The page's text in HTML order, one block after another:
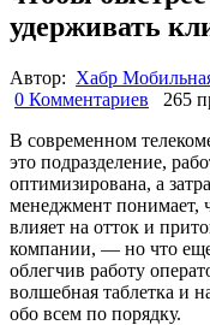
удерживать
Автор: Хабр
0 Комментариев
265
В современном
это подразделение,
оптимизирована, а
менеджмент понимает,
влияет на отток и
компании, — но что
облегчив работу
волшебная таблетка и
обо всем по порядку.